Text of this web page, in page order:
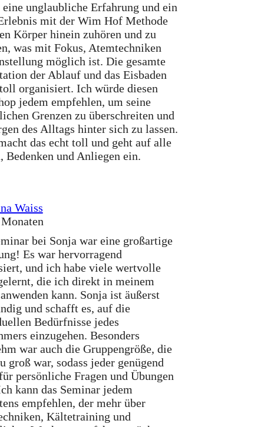
eine unglaubliche Erfahrung und ein
mit der Wim Hof Methode
Körper hinein zuhören und zu
was mit Fokus, Atemtechniken
möglich ist. Die gesamte
der Ablauf und das Eisbaden
organisiert. Ich würde diesen
jedem empfehlen, um seine
Grenzen zu überschreiten und
des Alltags hinter sich zu lassen.
das echt toll und geht auf alle
Bedenken und Anliegen ein.
Waiss
bei Sonja war eine großartige
Es war hervorragend
und ich habe viele wertvolle
die ich direkt in meinem
kann. Sonja ist äußerst
und schafft es, auf die
Bedürfnisse jedes
einzugehen. Besonders
war auch die Gruppengröße, die
groß war, sodass jeder genügend
persönliche Fragen und Übungen
kann das Seminar jedem
empfehlen, der mehr über
Kältetraining und